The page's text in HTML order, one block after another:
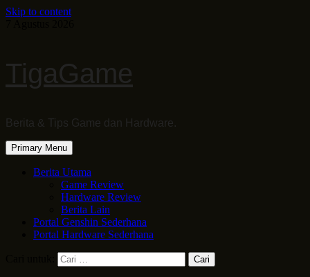
Skip to content
TigaGame
Berita & Tips Game dan Hardware.
Primary Menu
Berita Utama
Game Review
Hardware Review
Berita Lain
Portal Genshin Sederhana
Portal Hardware Sederhana